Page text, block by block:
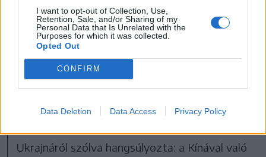
I want to opt-out of Collection, Use,
Retention, Sale, and/or Sharing of my
Personal Data that Is Unrelated with the
Purposes for which it was collected.
Opted Out
CONFIRM
Data Deletion Data Access Privacy Policy
ez gazdaságilag súlyos következményekkel
járhat az EU számára, mivel Tajvan szerepe a
legfejlettebb félvezetők gyártásában
kulcsfontosságú. A főképviselő „a provokációk
megakadályozására szólított fel, bárhonnan is
visszatérés” mellett érvelt.
Ukrajnáról szólva hangsúlyozta: a Kínával való